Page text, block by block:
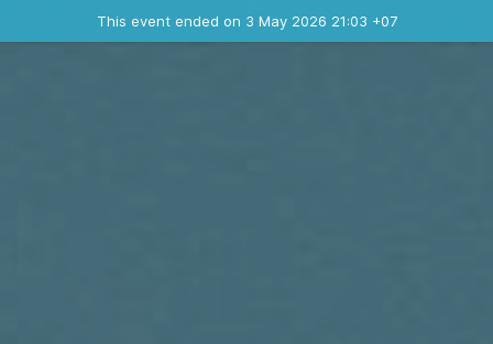
This event ended on 3 May 2026 21:03 +07